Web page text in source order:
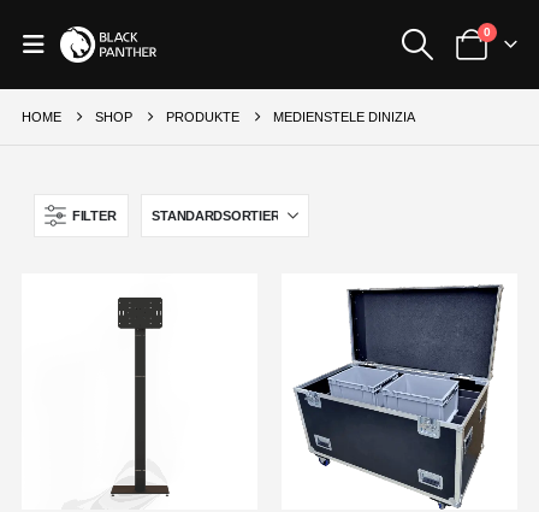
0
HOME SHOP PRODUKTE MEDIENSTELE DINIZIA
FILTER